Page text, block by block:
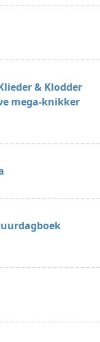
& Klodder
mega-knikker